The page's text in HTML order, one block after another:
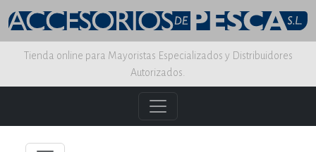
Tienda online para Mayoristas Especializados y Distribuidores
Autorizados.